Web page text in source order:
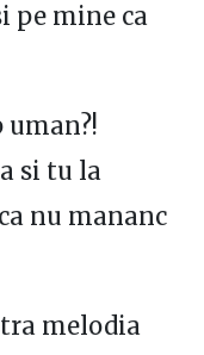
pe mine ca
uman?!
si tu la
nu mananc
melodia